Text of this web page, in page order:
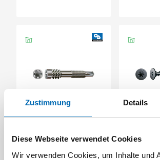
Zustimmung Details
Diese Webseite verwendet Cookies
Wir verwenden Cookies, um Inhalte und
Alu Zylinderkopf
Fixiergewinde A2
Linse T-